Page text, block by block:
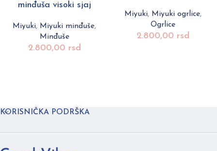
minđuša visoki sjaj
Miyuki, Miyuki minđuše,
Minđuše
2.800,00 rsd
Miyuki, Miyuki ogrlice,
Ogrlice
2.800,00 rsd
KORISNIČKA PODRŠKA